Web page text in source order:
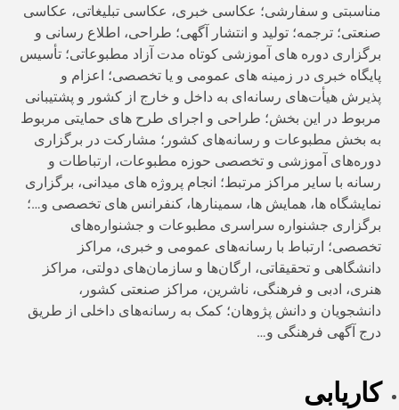
مناسبتی و سفارشی؛ عکاسی خبری، عکاسی تبلیغاتی، عکاسی
صنعتی؛ ترجمه؛ تولید و انتشار آگهی؛ طراحی، اطلاع رسانی و
برگزاری دوره های آموزشی کوتاه مدت آزاد مطبوعاتی؛ تأسیس
پایگاه خبری در زمینه های عمومی و یا تخصصی؛ اعزام و
پذیرش هیأت‌های رسانه‌ای به داخل و خارج از کشور و پشتیبانی
مربوط در این بخش؛ طراحی و اجرای طرح های حمایتی مربوط
به بخش مطبوعات و رسانه‌های کشور؛ مشارکت در برگزاری
دوره‌های آموزشی و تخصصی حوزه مطبوعات، ارتباطات و
رسانه با سایر مراکز مرتبط؛ انجام پروژه های میدانی، برگزاری
نمایشگاه ها، همایش ها، سمینارها، کنفرانس های تخصصی و…؛
برگزاری جشنواره سراسری مطبوعات و جشنواره‌های
تخصصی؛ ارتباط با رسانه‌های عمومی و خبری، مراکز
دانشگاهی و تحقیقاتی،‌ ارگان‌ها و سازمان‌های دولتی، مراکز
هنری، ادبی و فرهنگی، ناشرین، مراکز صنعتی کشور،
دانشجویان و دانش پژوهان؛ کمک به رسانه‌های داخلی از طریق
درج آگهی فرهنگی و…
کاریابی